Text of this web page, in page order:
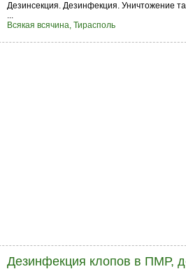
Дезинсекция. Дезинфекция. Уничтожение
...
Всякая всячина, Тирасполь
Дезинфекция клопов в ПМР,